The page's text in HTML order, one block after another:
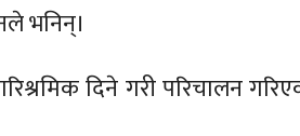
भनिन्।
दिने गरी परिचालन